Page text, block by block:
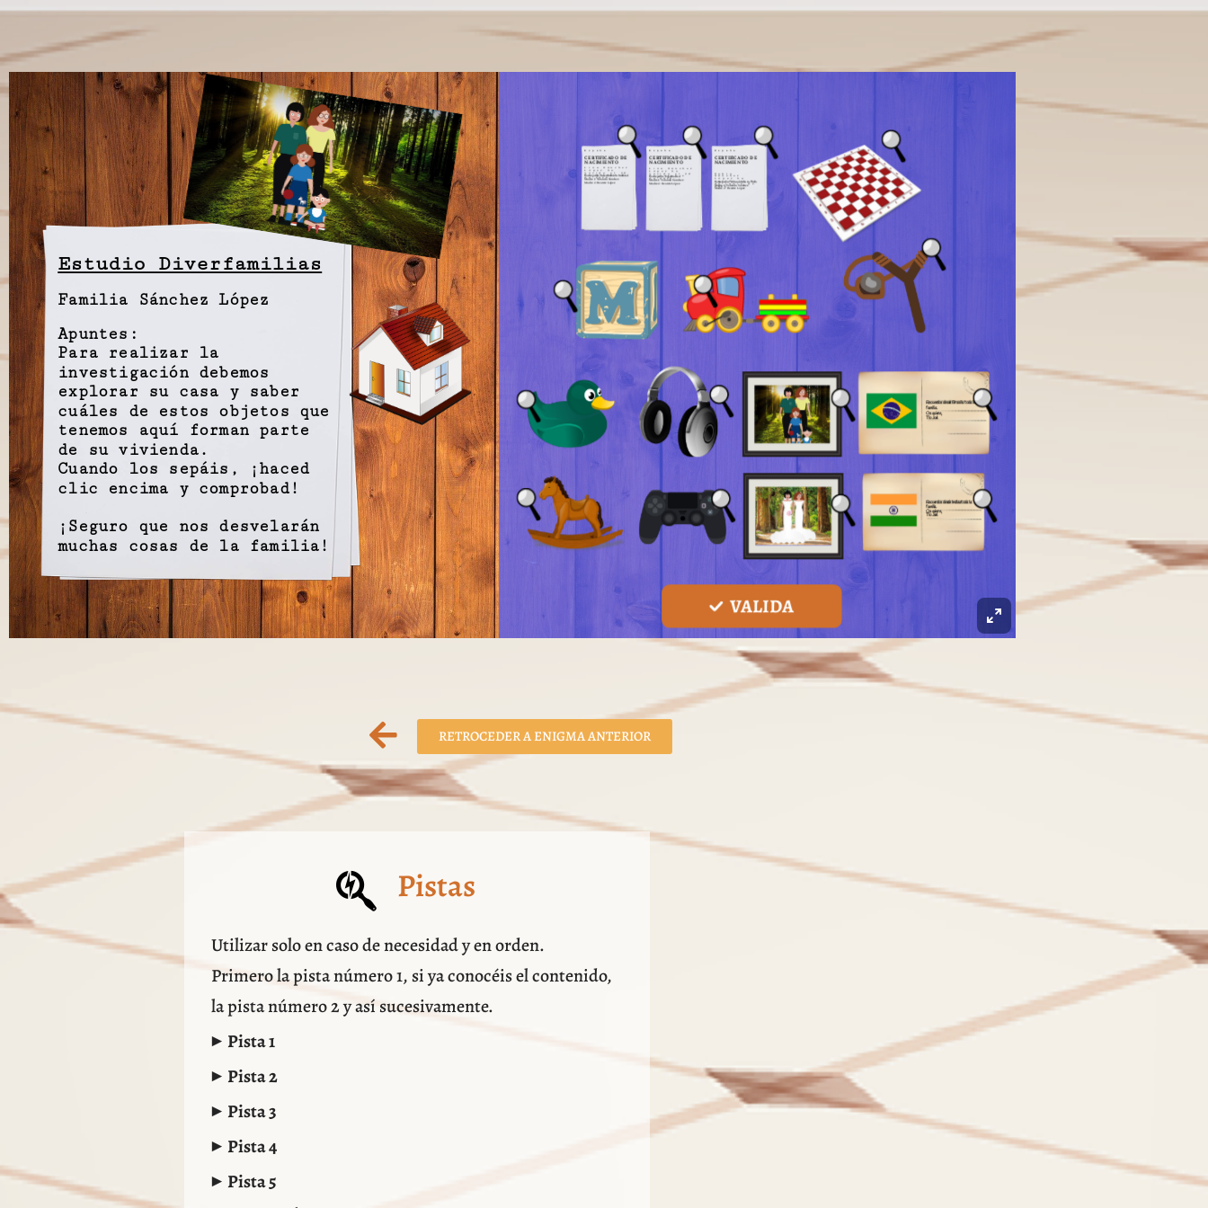
RETROCEDER A ENIGMA ANTERIOR
Pistas
Utilizar solo en caso de necesidad y en orden.
Primero la pista número 1, si ya conocéis el contenido,
la pista número 2 y así sucesivamente.
▾ Pista 1
▾ Pista 2
▾ Pista 3
▾ Pista 4
▾ Pista 5